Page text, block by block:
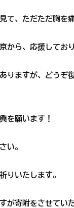
て、ただただ胸を
から、応援しており
りますが、どうぞ
を願います！
い。
りいたします。
が寄附をさせてい